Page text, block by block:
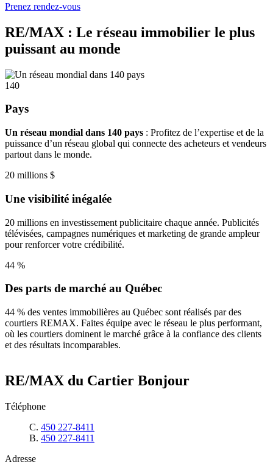
Prenez rendez-vous
RE/MAX : Le réseau immobilier le plus
puissant au monde
140
Pays
Un réseau mondial dans 140 pays : Profitez de l’expertise et de la
puissance d’un réseau global qui connecte des acheteurs et vendeurs
partout dans le monde.
20 millions $
Une visibilité inégalée
20 millions en investissement publicitaire chaque année. Publicités
télévisées, campagnes numériques et marketing de grande ampleur
pour renforcer votre crédibilité.
44 %
Des parts de marché au Québec
44 % des ventes immobilières au Québec sont réalisés par des
courtiers REMAX. Faites équipe avec le réseau le plus performant,
où les courtiers dominent le marché grâce à la confiance des clients
et des résultats incomparables.
RE/MAX du Cartier Bonjour
Téléphone
C. 450 227-8411
B. 450 227-8411
Adresse